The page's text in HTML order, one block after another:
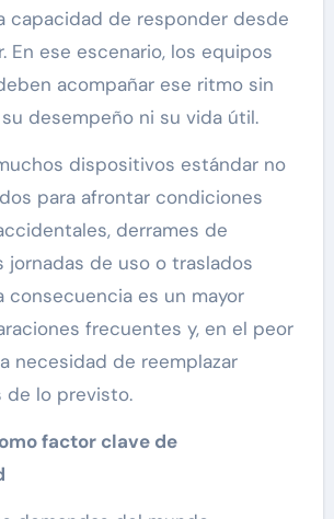
capacidad de responder desde
En ese escenario, los equipos
acompañar ese ritmo sin
desempeño ni su vida útil.
dispositivos estándar no
para afrontar condiciones
derrames de
jornadas de uso o traslados
consecuencia es un mayor
frecuentes y, en el peor
necesidad de reemplazar
de lo previsto.
factor clave de